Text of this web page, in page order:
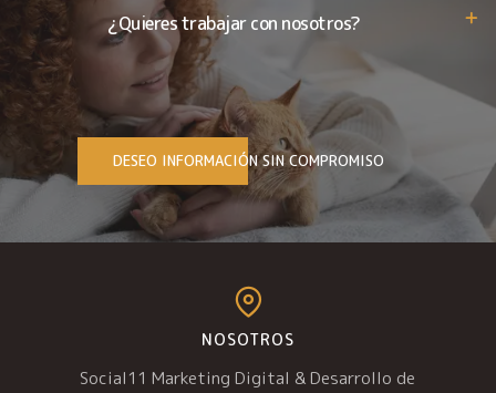
¿Quieres trabajar con nosotros?
DESEO INFORMACIÓN SIN COMPROMISO
NOSOTROS
Social11 Marketing Digital & Desarrollo de